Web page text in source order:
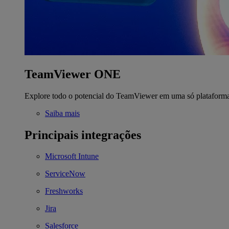
TeamViewer ONE
Explore todo o potencial do TeamViewer em uma só
Saiba mais
Principais integrações
Microsoft Intune
ServiceNow
Freshworks
Jira
Salesforce